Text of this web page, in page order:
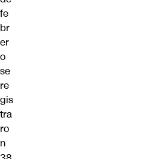
fe
br
er
o
se
re
gis
tra
ro
n